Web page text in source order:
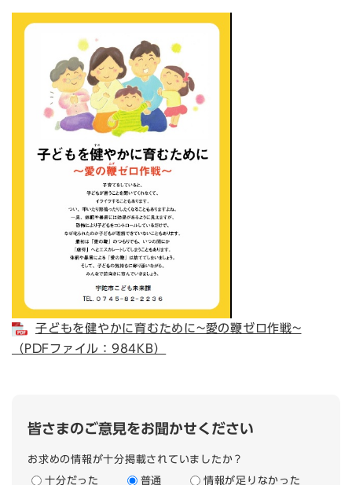
子どもを健やかに育むために~愛の鞭ゼロ作戦~
（PDFファイル：984KB）
皆さまのご意見をお聞かせください
お求めの情報が十分掲載されていましたか？
十分だった 普通 情報が足りなかった